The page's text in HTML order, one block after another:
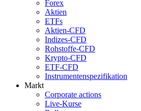
Forex
Aktien
ETFs
Aktien-CFD
Indizes-CFD
Rohstoffe-CFD
Krypto-CFD
ETF-CFD
Instrumentenspezifikation
Markt
Corporate actions
Live-Kurse